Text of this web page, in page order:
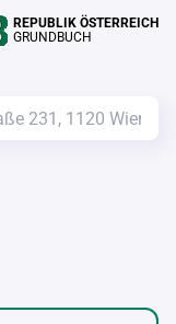
REPUBLIK ÖSTERREICH
GRUNDBUCH